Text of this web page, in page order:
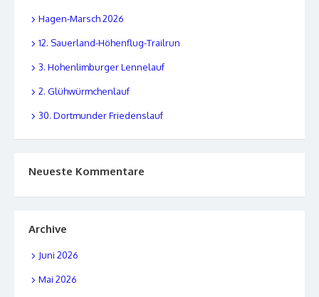
Hagen-Marsch 2026
12. Sauerland-Höhenflug-Trailrun
3. Hohenlimburger Lennelauf
2. Glühwürmchenlauf
30. Dortmunder Friedenslauf
Neueste Kommentare
Archive
Juni 2026
Mai 2026